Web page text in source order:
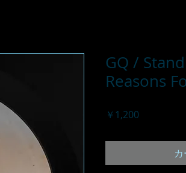
GQ /
Reasons
￥1,200価